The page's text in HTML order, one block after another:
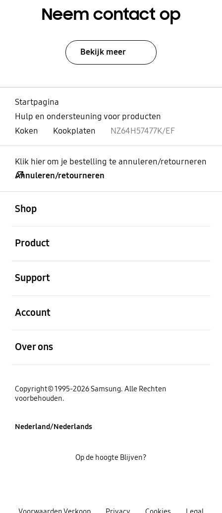
Neem contact op
Bekijk meer
Startpagina
Hulp en ondersteuning voor producten
Koken
Kookplaten NZ64H57477K/EF
Klik hier om je bestelling te annuleren/retourneren
Annuleren/retourneren
Shop
Product
Support
Account
Over ons
Copyright© 1995-2026 Samsung. Alle Rechten
voorbehouden.
Nederland/Nederlands
Op de hoogte Blijven?